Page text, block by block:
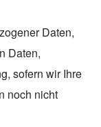
Daten,
Daten,
sofern wir Ihre
noch nicht